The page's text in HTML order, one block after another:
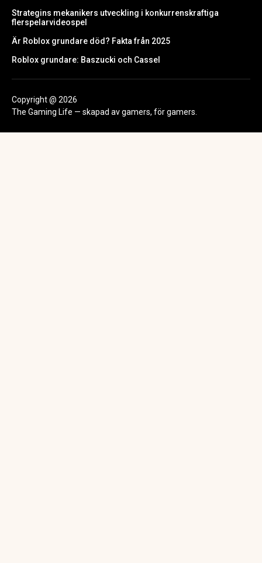
Strategins mekanikers utveckling i konkurrenskraftiga
flerspelarvideospel
Är Roblox grundare död? Fakta från 2025
Roblox grundare: Baszucki och Cassel
Copyright @ 2026
The Gaming Life — skapad av gamers, för gamers.